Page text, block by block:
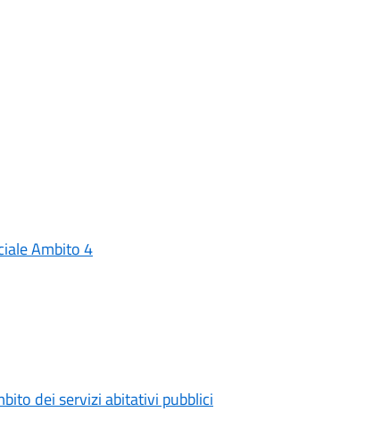
Ambito 4
dei servizi abitativi pubblici